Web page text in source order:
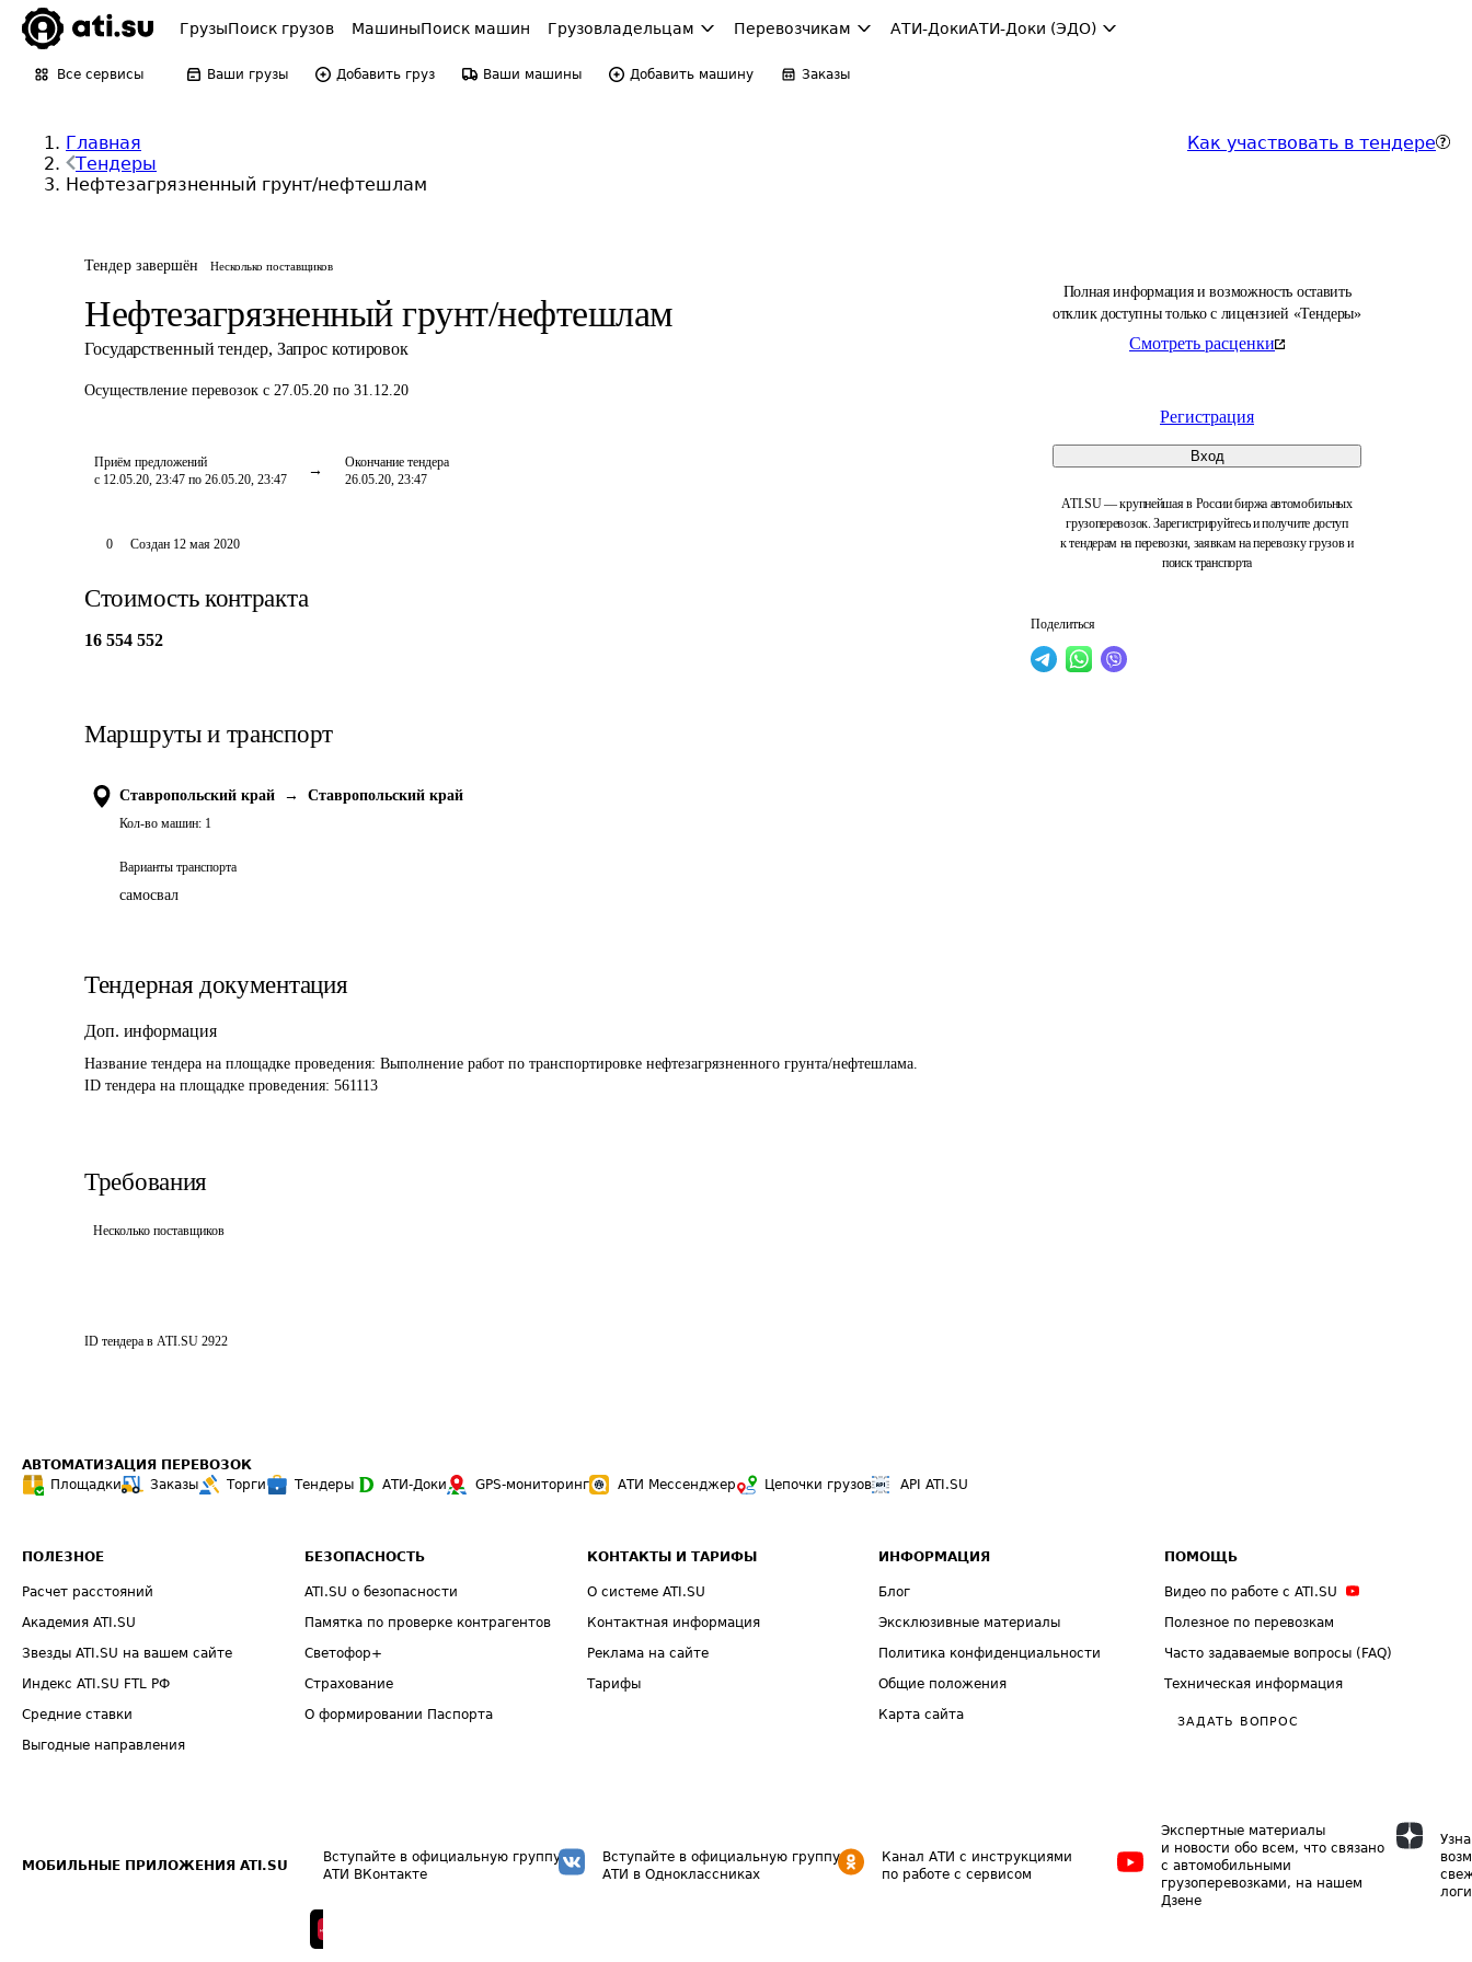
ГрузыПоиск грузов МашиныПоиск машин Грузовладельцам Перевозчикам АТИ-ДокиАТИ-Доки (ЭДО)
Все сервисы Ваши грузы Добавить груз Ваши машины Добавить машину Заказы
Главная
Тендеры
Нефтезагрязненный грунт/нефтешлам
Как участвовать в тендере
Тендер завершён Несколько поставщиков
Нефтезагрязненный грунт/нефтешлам
Государственный тендер, Запрос котировок
Осуществление перевозок с 27.05.20 по 31.12.20
Приём предложений
с 12.05.20, 23:47 по 26.05.20, 23:47
Окончание тендера
26.05.20, 23:47
Полная информация и возможность оставить
отклик доступны только с лицензией «Тендеры»
Смотреть расценки
Регистрация
Вход
ATI.SU — крупнейшая в России биржа автомобильных
грузоперевозок. Зарегистрируйтесь и получите доступ
к тендерам на перевозки, заявкам на перевозку грузов и
поиск транспорта
Поделиться
0 Создан 12 мая 2020
Стоимость контракта
16 554 552
Маршруты и транспорт
Ставропольский край → Ставропольский край
Кол-во машин: 1
Варианты транспорта
самосвал
Тендерная документация
Доп. информация
Название тендера на площадке проведения: Выполнение работ по транспортировке нефтезагрязненного грунта/нефтешлама.
ID тендера на площадке проведения: 561113
Требования
Несколько поставщиков
ID тендера в ATI.SU 2922
АВТОМАТИЗАЦИЯ ПЕРЕВОЗОК
Площадки
Заказы Торги Тендеры АТИ-Доки GPS-мониторинг АТИ Мессенджер Цепочки грузов API ATI.SU
ПОЛЕЗНОЕ
Расчет расстояний
Академия ATI.SU
Звезды ATI.SU на вашем сайте
Индекс ATI.SU FTL РФ
Средние ставки
Выгодные направления
БЕЗОПАСНОСТЬ
ATI.SU о безопасности
Памятка по проверке контрагентов
Светофор+
Страхование
О формировании Паспорта
КОНТАКТЫ И ТАРИФЫ
О системе ATI.SU
Контактная информация
Реклама на сайте
Тарифы
ИНФОРМАЦИЯ
Блог
Эксклюзивные материалы
Политика конфиденциальности
Общие положения
Карта сайта
ПОМОЩЬ
Видео по работе с ATI.SU
Полезное по перевозкам
Часто задаваемые вопросы (FAQ)
Техническая информация
ЗАДАТЬ ВОПРОС
МОБИЛЬНЫЕ ПРИЛОЖЕНИЯ ATI.SU
Вступайте в официальную группу
АТИ ВКонтакте
Вступайте в официальную группу
АТИ в Одноклассниках
Канал АТИ с инструкциями
по работе с сервисом
Экспертные материалы
и новости обо всем, что связано
с автомобильными
грузоперевозками, на нашем
Дзене